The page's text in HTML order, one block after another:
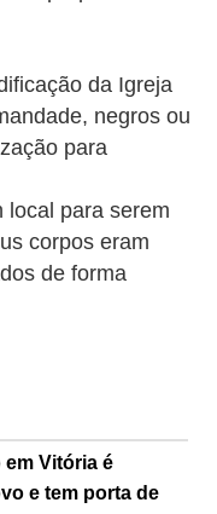
da Igreja
negros ou
para
local para serem
corpos eram
de forma
em Vitória é
e tem porta de